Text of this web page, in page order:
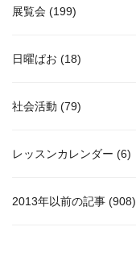
展覧会 (199)
日曜ぱお (18)
社会活動 (79)
レッスンカレンダー (6)
2013年以前の記事 (908)